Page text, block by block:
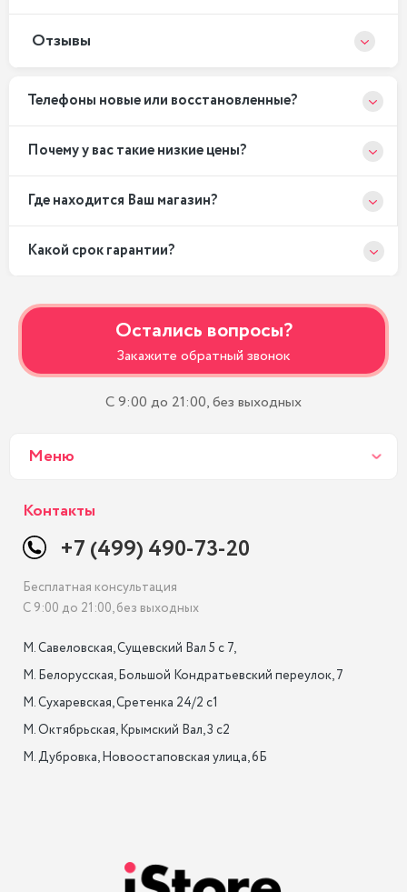
Отзывы
Телефоны новые или восстановленные?
Почему у вас такие низкие цены?
Где находится Ваш магазин?
Какой срок гарантии?
Остались вопросы?
Закажите обратный звонок
С 9:00 до 21:00, без выходных
Меню
Контакты
+7 (499) 490-73-20
Бесплатная консультация
С 9:00 до 21:00, без выходных
М. Савеловская, Сущевский Вал 5 с 7,
М. Белорусская, Большой Кондратьевский переулок, 7
М. Сухаревская, Сретенка 24/2 с1
М. Октябрьская, Крымский Вал, 3 с2
М. Дубровка, Новоостаповская улица, 6Б